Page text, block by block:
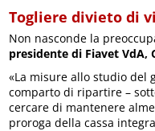
Togliere divieto di
Non nasconde la
presidente di Fiavet VdA,
«La misure allo studio del
comparto di ripartire –
cercare di mantenere
proroga della cassa